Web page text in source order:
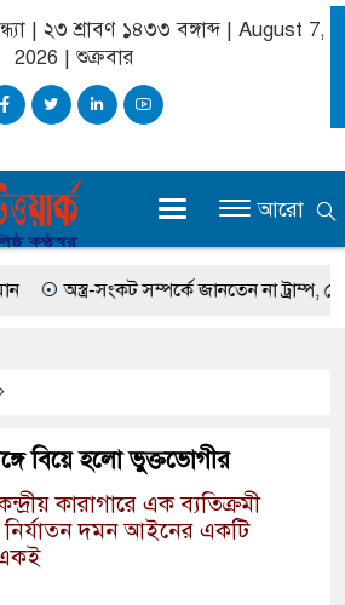
| ২৩ শ্রাবণ ১৪৩৩ বঙ্গাব্দ | August 7,
2026 | শুক্রবার
আরো
অস্ত্র-সংকট সম্পর্কে জানতেন না ট্রাম্প,
বিয়ে হলো ভুক্তভোগীর
কারাগারে এক ব্যতিক্রমী
নির্যাতন দমন আইনের একটি